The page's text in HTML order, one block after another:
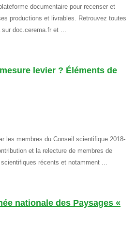
documentaire pour recenser et
productions et livrables. Retrouvez toutes
sur doc.cerema.fr et ...
levier ? Éléments de
les membres du Conseil scientifique 2018-
et la relecture de membres de
scientifiques récents et notamment ...
nationale des Paysages «